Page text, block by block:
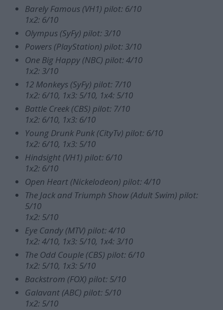
Barely Famous (VH1) pilot: 6/10
1x2: 6/10
Olympus (SyFy) pilot: 3/10
Powers (PlayStation) pilot: 3/10
One Big Happy (NBC) pilot: 4/10
1x2: 3/10
12 Monkeys (SyFy) pilot: 7/10
1x2: 6/10, 1x3: 5/10, 1x4: 5/10
Battle Creek (CBS) pilot: 7/10
1x2: 6/10, 1x3: 6/10
Young Drunk Punk (CityTv) pilot: 6/10
1x2: 6/10, 1x3: 5/10
Hindsight (VH1) pilot: 6/10
1x2: 6/10
Open Heart (Nickelodeon) pilot: 4/10
The Jack and Triumph Show (Adult Swim) pilot:
5/10
1x2: 5/10
Eye Candy (MTV) pilot: 4/10
1x2: 4/10, 1x3: 5/10, 1x4: 3/10
The Odd Couple (CBS) pilot: 6/10
1x2: 5/10, 1x3: 5/10
Backstrom (FOX) pilot: 5/10
Galavant (ABC) pilot: 5/10
1x2: 5/10